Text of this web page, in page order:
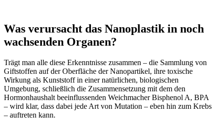
Was verursacht das Nanoplastik in noch
wachsenden Organen?
Trägt man alle diese Erkenntnisse zusammen – die Sammlung von
Giftstoffen auf der Oberfläche der Nanopartikel, ihre toxische
Wirkung als Kunststoff in einer natürlichen, biologischen
Umgebung, schließlich die Zusammensetzung mit dem den
Hormonhaushalt beeinflussenden Weichmacher Bisphenol A, BPA
– wird klar, dass dabei jede Art von Mutation – eben hin zum Krebs
– auftreten kann.